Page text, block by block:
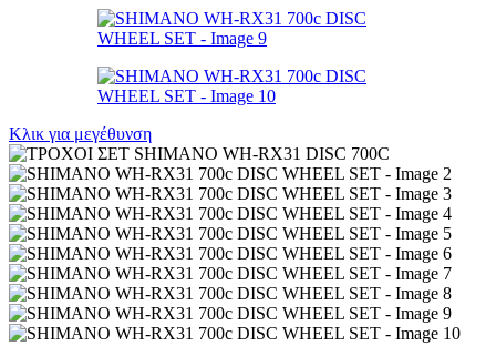
Κλικ για μεγέθυνση